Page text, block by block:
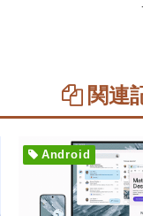
関連
Android